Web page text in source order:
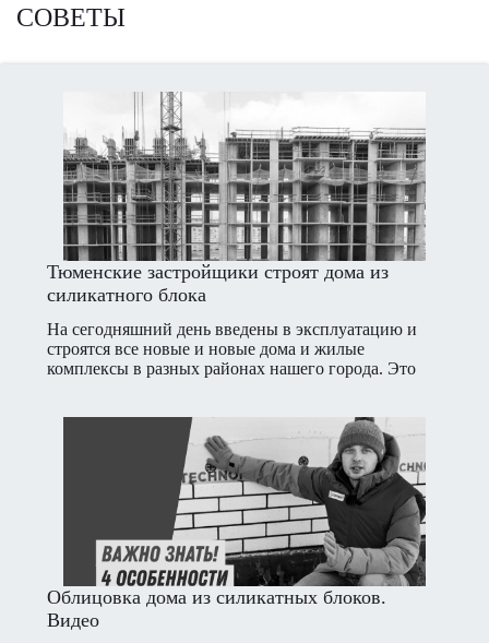
СОВЕТЫ
Тюменские застройщики строят дома из
силикатного блока
На сегодняшний день введены в эксплуатацию и
строятся все новые и новые дома и жилые
комплексы в разных районах нашего города. Это
Облицовка дома из силикатных блоков.
Видео